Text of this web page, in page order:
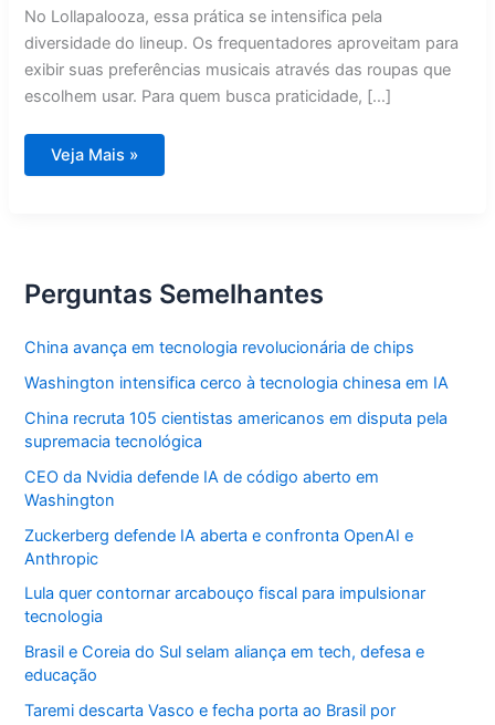
No Lollapalooza, essa prática se intensifica pela
diversidade do lineup. Os frequentadores aproveitam para
exibir suas preferências musicais através das roupas que
escolhem usar. Para quem busca praticidade, […]
Guia
de
2024
Veja Mais »
Perguntas Semelhantes
China avança em tecnologia revolucionária de chips
Washington intensifica cerco à tecnologia chinesa em IA
China recruta 105 cientistas americanos em disputa pela
supremacia tecnológica
CEO da Nvidia defende IA de código aberto em
Washington
Zuckerberg defende IA aberta e confronta OpenAI e
Anthropic
Lula quer contornar arcabouço fiscal para impulsionar
tecnologia
Brasil e Coreia do Sul selam aliança em tech, defesa e
educação
Taremi descarta Vasco e fecha porta ao Brasil por